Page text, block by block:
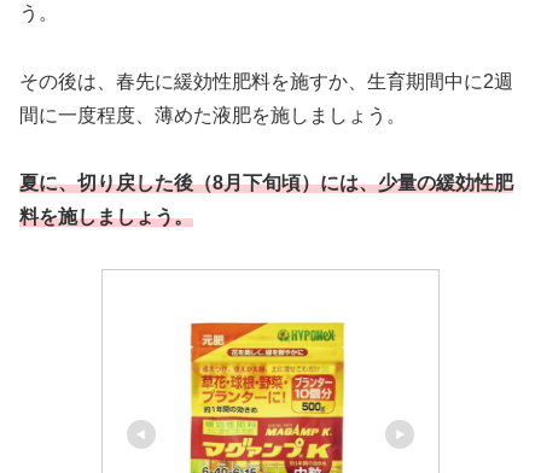
う。
その後は、春先に緩効性肥料を施すか、生育期間中に2週
間に一度程度、薄めた液肥を施しましょう。
夏に、切り戻した後（8月下旬頃）には、少量の緩効性肥
料を施しましょう。